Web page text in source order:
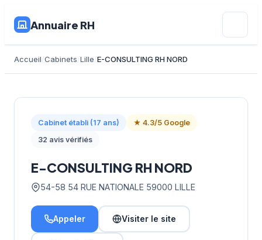
Annuaire RH
Accueil Cabinets Lille E-CONSULTING RH NORD
Cabinet établi (17 ans)
★ 4.3/5 Google
32 avis vérifiés
E-CONSULTING RH NORD
54-58 54 RUE NATIONALE 59000 LILLE
Appeler Visiter le site